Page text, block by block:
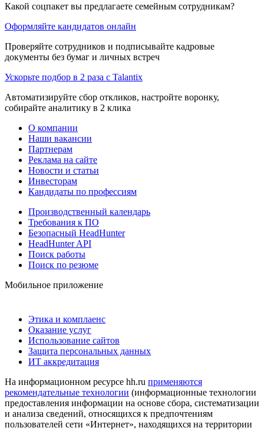
Какой соцпакет вы предлагаете семейным сотрудникам?
Оформляйте кандидатов онлайн
Проверяйте сотрудников и подписывайте кадровые
документы без бумаг и личных встреч
Ускорьте подбор в 2 раза с Talantix
Автоматизируйте сбор откликов, настройте воронку,
собирайте аналитику в 2 клика
О компании
Наши вакансии
Партнерам
Реклама на сайте
Новости и статьи
Инвесторам
Кандидаты по профессиям
Производственный календарь
Требования к ПО
Безопасный HeadHunter
HeadHunter API
Поиск работы
Поиск по резюме
Мобильное приложение
Этика и комплаенс
Оказание услуг
Использование сайтов
Защита персональных данных
ИТ аккредитация
На информационном ресурсе hh.ru применяются
рекомендательные технологии (информационные технологии
предоставления информации на основе сбора, систематизации
и анализа сведений, относящихся к предпочтениям
пользователей сети «Интернет», находящихся на территории